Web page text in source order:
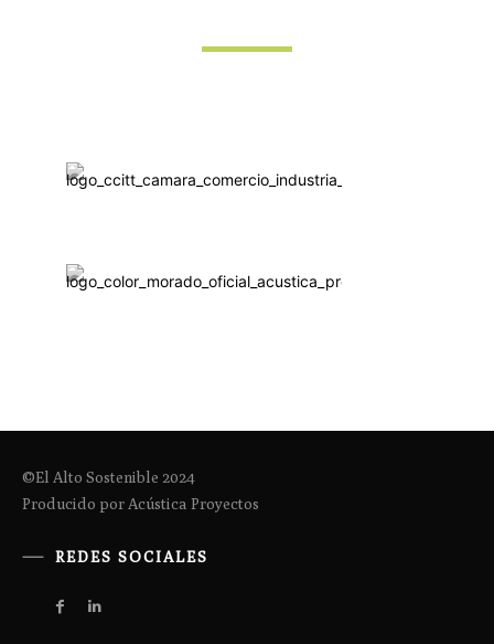
©El Alto Sostenible 2024
Producido por Acústica Proyectos
REDES SOCIALES